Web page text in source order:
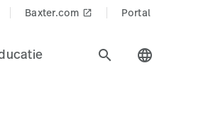
Baxter.com launch Portal
search language